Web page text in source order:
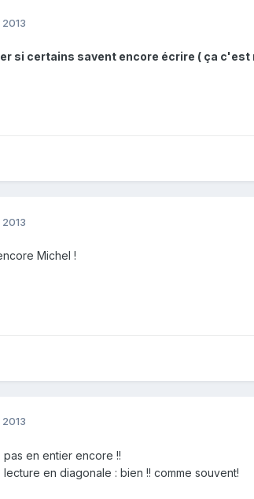
si certains savent encore écrire ( ça
Michel !
pas en entier encore !!
lecture en diagonale : bien !! comme souvent!